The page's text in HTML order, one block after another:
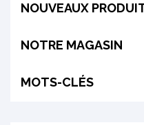
NOUVEAUX
NOTRE MAGASIN
MOTS-CLÉS